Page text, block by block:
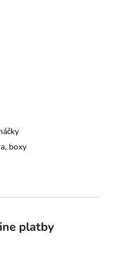
boxy
platby